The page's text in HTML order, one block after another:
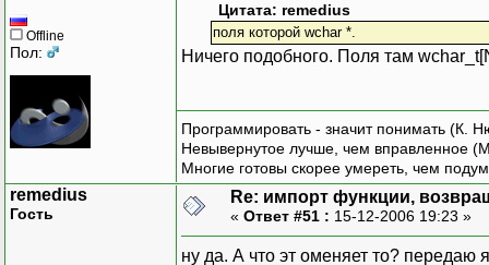
Offline
Пол:
Цитата: remedius
поля которой wchar *.
Ничего подобного. Поля там
Программировать - значит понимать (К.
Невывернутое лучше, чем вправленное
Многие готовы скорее умереть, чем
remedius
Гость
Re: импорт функции,
« Ответ #51 : 15-12-2006 19:23 »
ну да. А что эт оменяет то?